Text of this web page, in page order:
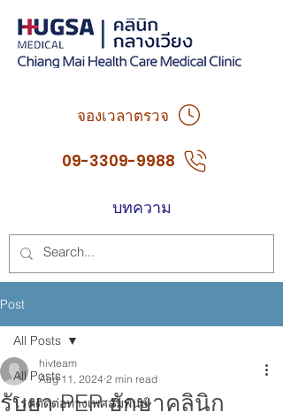
จองเวลาตรวจ
09-3309-9988
บทความ
Post
All Posts
โรคติดต่อทางเพศสัมพันธ์
All Posts
รับยา PEP ฮักษาคลินิก
hivteam
Aug 11, 2024 2 min read